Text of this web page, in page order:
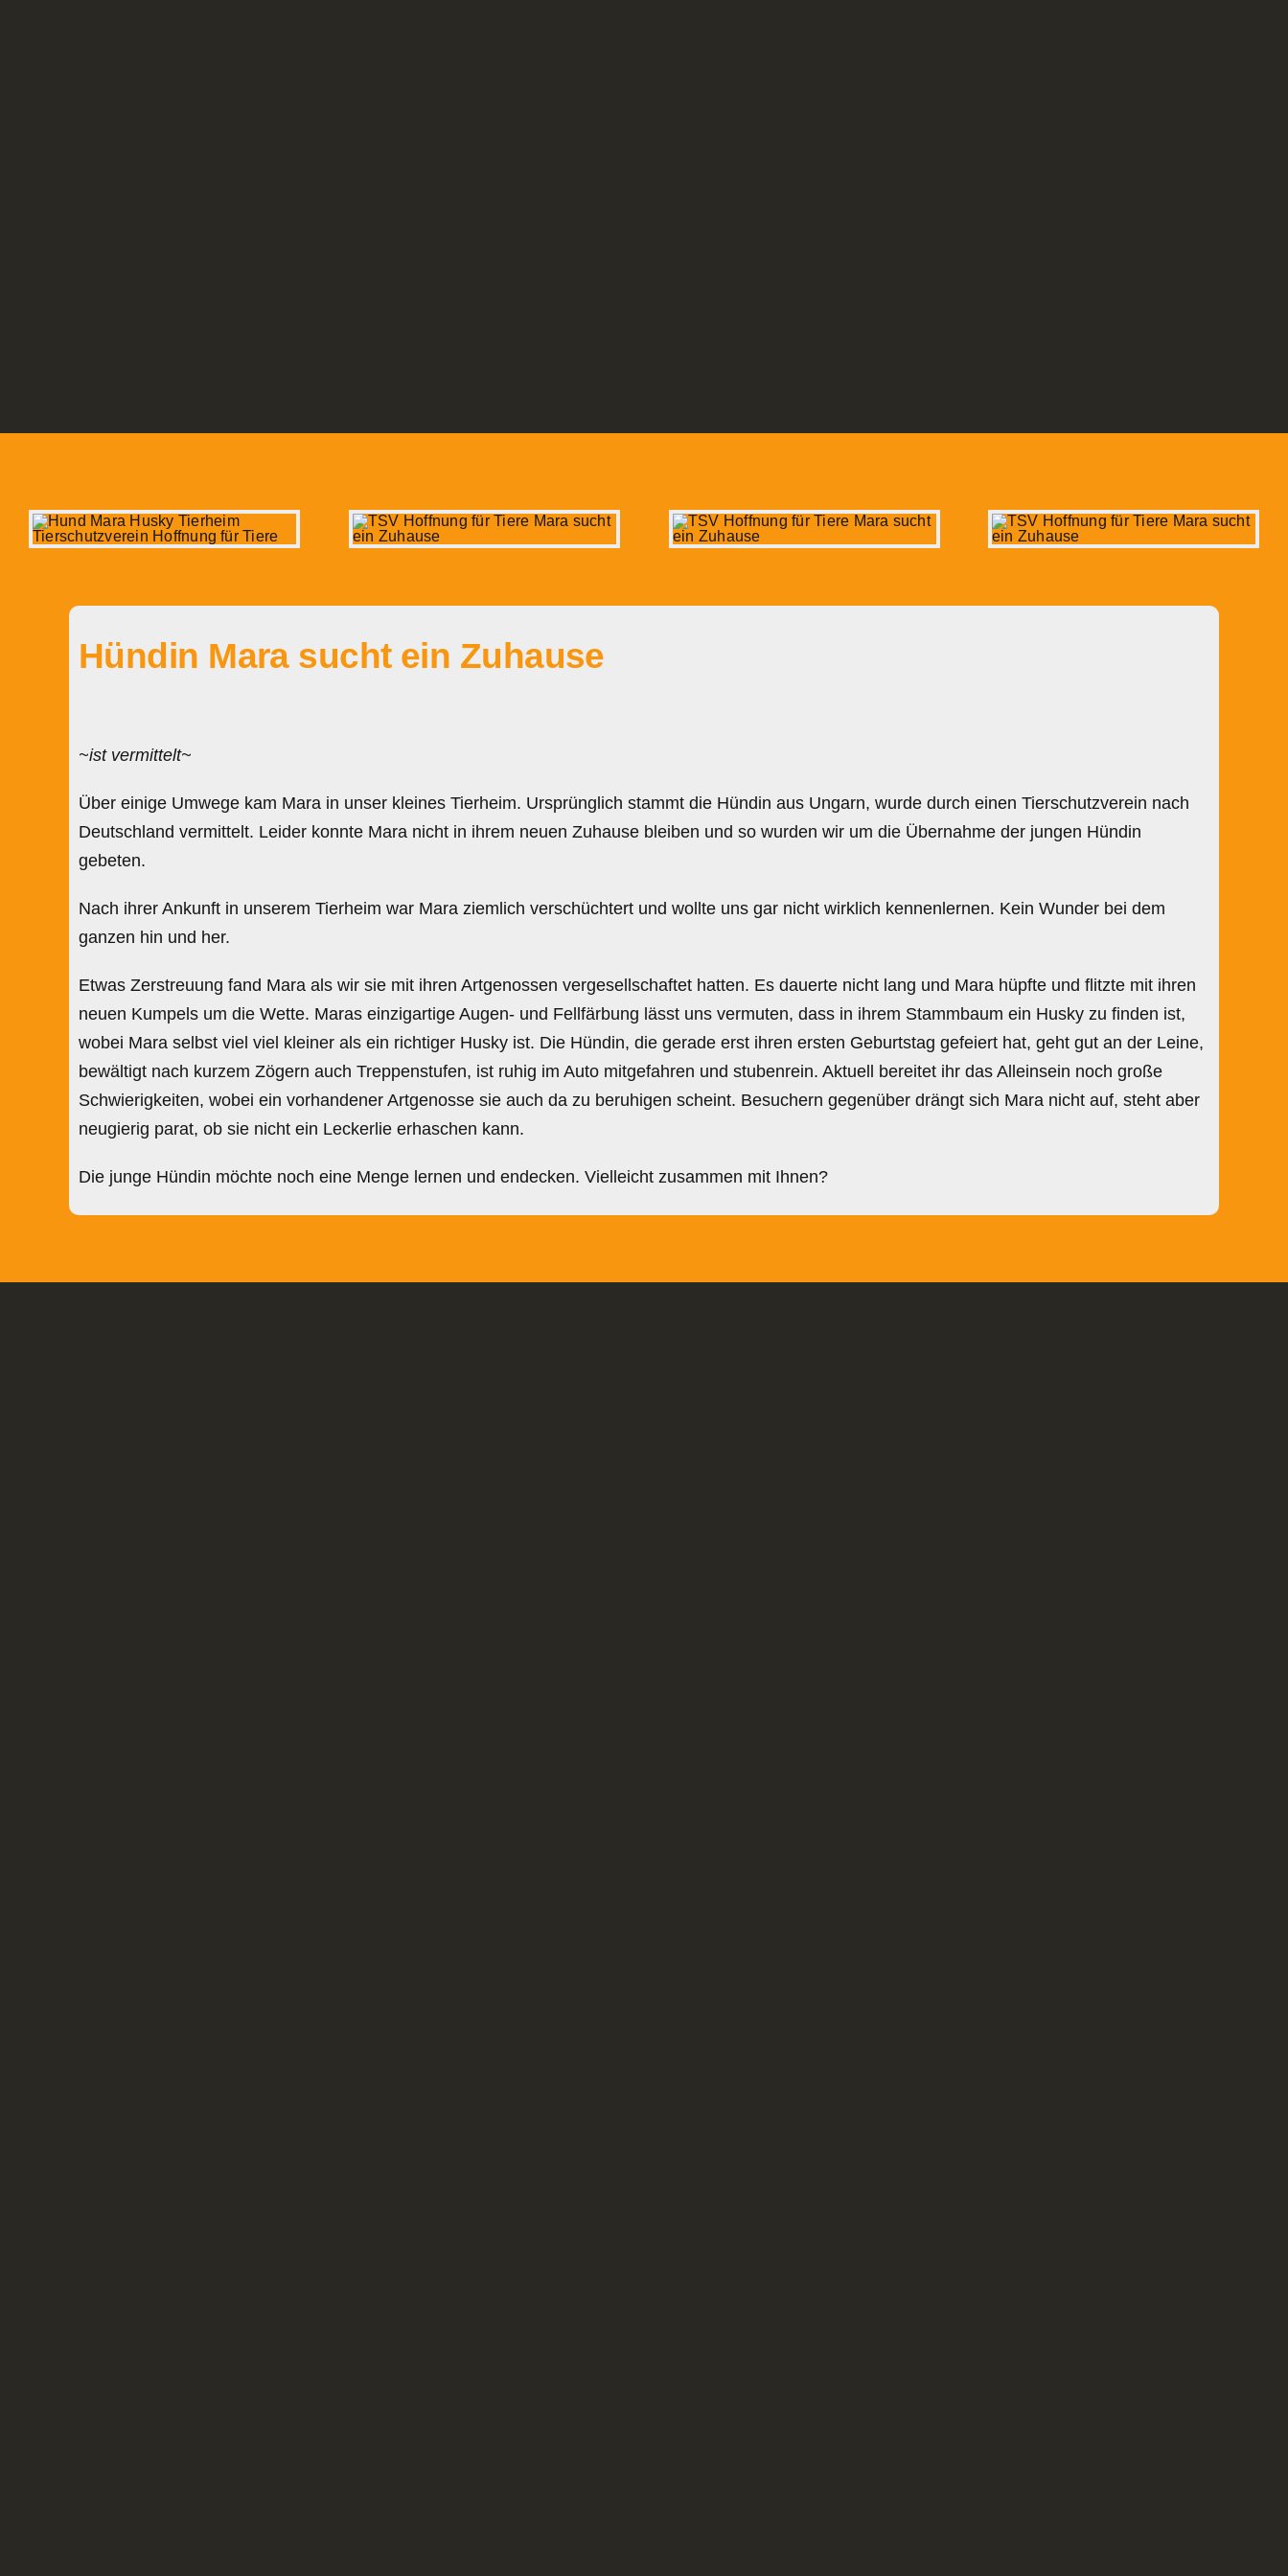
Hündin Mara sucht ein Zuhause
~ist vermittelt~
Über einige Umwege kam Mara in unser kleines Tierheim. Ursprünglich stammt die Hündin aus Ungarn, wurde durch einen Tierschutzverein nach
Deutschland vermittelt. Leider konnte Mara nicht in ihrem neuen Zuhause bleiben und so wurden wir um die Übernahme der jungen Hündin
gebeten.
Nach ihrer Ankunft in unserem Tierheim war Mara ziemlich verschüchtert und wollte uns gar nicht wirklich kennenlernen. Kein Wunder bei dem
ganzen hin und her.
Etwas Zerstreuung fand Mara als wir sie mit ihren Artgenossen vergesellschaftet hatten. Es dauerte nicht lang und Mara hüpfte und flitzte mit ihren
neuen Kumpels um die Wette. Maras einzigartige Augen- und Fellfärbung lässt uns vermuten, dass in ihrem Stammbaum ein Husky zu finden ist,
wobei Mara selbst viel viel kleiner als ein richtiger Husky ist. Die Hündin, die gerade erst ihren ersten Geburtstag gefeiert hat, geht gut an der Leine,
bewältigt nach kurzem Zögern auch Treppenstufen, ist ruhig im Auto mitgefahren und stubenrein. Aktuell bereitet ihr das Alleinsein noch große
Schwierigkeiten, wobei ein vorhandener Artgenosse sie auch da zu beruhigen scheint. Besuchern gegenüber drängt sich Mara nicht auf, steht aber
neugierig parat, ob sie nicht ein Leckerlie erhaschen kann.
Die junge Hündin möchte noch eine Menge lernen und endecken. Vielleicht zusammen mit Ihnen?